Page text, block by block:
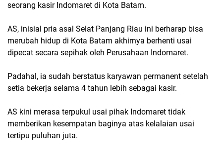
seorang kasir Indomaret di Kota Batam.
AS, inisial pria asal Selat Panjang Riau ini berharap bisa
merubah hidup di Kota Batam akhirnya berhenti usai
dipecat secara sepihak oleh Perusahaan Indomaret.
Padahal, ia sudah berstatus karyawan permanent setelah
setia bekerja selama 4 tahun lebih sebagai kasir.
AS kini merasa terpukul usai pihak Indomaret tidak
memberikan kesempatan baginya atas kelalaian usai
tertipu puluhan juta.